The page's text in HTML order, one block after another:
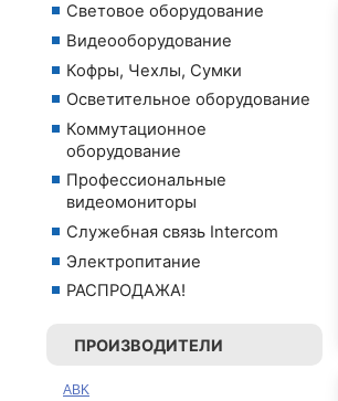
Световое оборудование
Видеооборудование
Кофры, Чехлы, Сумки
Осветительное оборудование
Коммутационное
оборудование
Профессиональные
видеомониторы
Служебная связь Intercom
Электропитание
РАСПРОДАЖА!
ПРОИЗВОДИТЕЛИ
ABK